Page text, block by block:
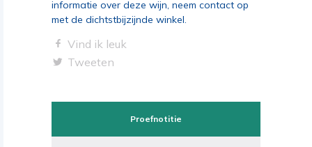
informatie over deze wijn, neem contact op
met de dichtstbijzijnde winkel.
Vind ik leuk
Tweeten
Proefnotitie